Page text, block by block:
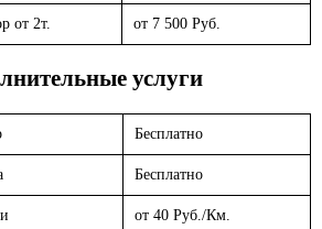
от 2т. от 7 500 Руб.
услуги
Бесплатно
Бесплатно
от 40 Руб./Км.